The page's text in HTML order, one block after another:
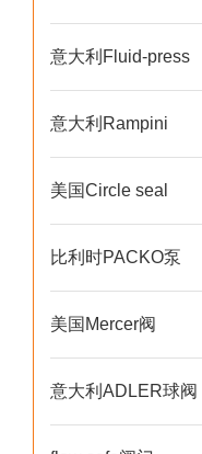
意大利Fluid-press
意大利Rampini
美国Circle seal
比利时PACKO泵
美国Mercer阀
意大利ADLER球阀